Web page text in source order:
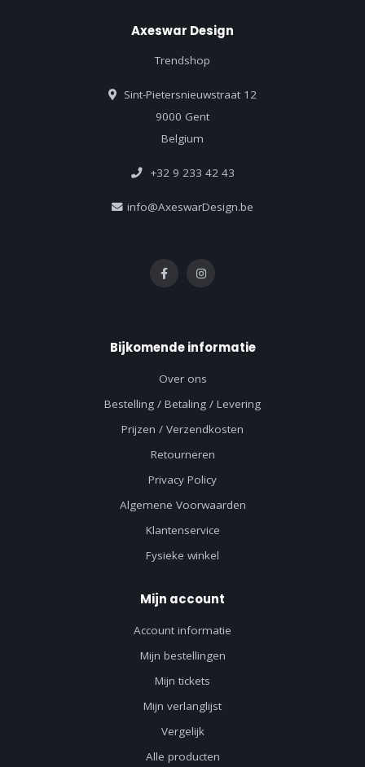
Axeswar Design
Trendshop
Sint-Pietersnieuwstraat 12
9000 Gent
Belgium
+32 9 233 42 43
info@AxeswarDesign.be
Bijkomende informatie
Over ons
Bestelling / Betaling / Levering
Prijzen / Verzendkosten
Retourneren
Privacy Policy
Algemene Voorwaarden
Klantenservice
Fysieke winkel
Mijn account
Account informatie
Mijn bestellingen
Mijn tickets
Mijn verlanglijst
Vergelijk
Alle producten